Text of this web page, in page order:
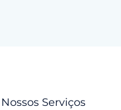
Nossos Serviços